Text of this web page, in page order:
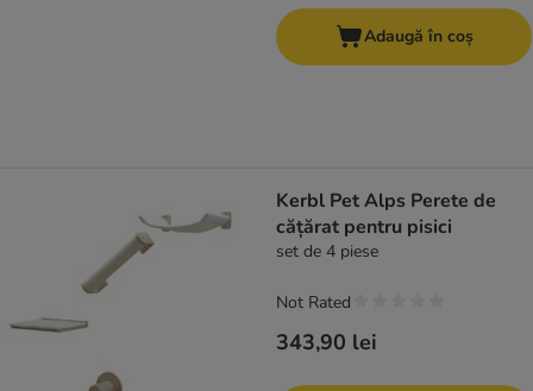
Adaugă în coș
Kerbl Pet Alps Perete de
cățărat pentru pisici
set de 4 piese
343,90 lei
Not Rated